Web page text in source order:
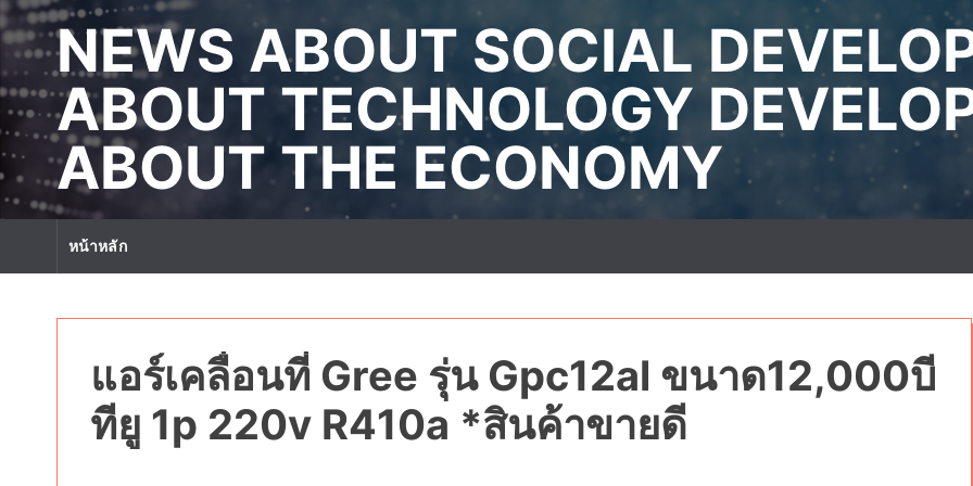
S
k
p
o
c
o
n
t
n
NEWS ABOUT SOCIAL
ABOUT TECHNOLOGY
ABOUT THE ECONOMY
หน้าหลัก
แอร์เคลื่อนที่ Gree รุ่น Gpc12al ขนาด12,000บี
ทียู 1p 220v R410a *สินค้าขายดี